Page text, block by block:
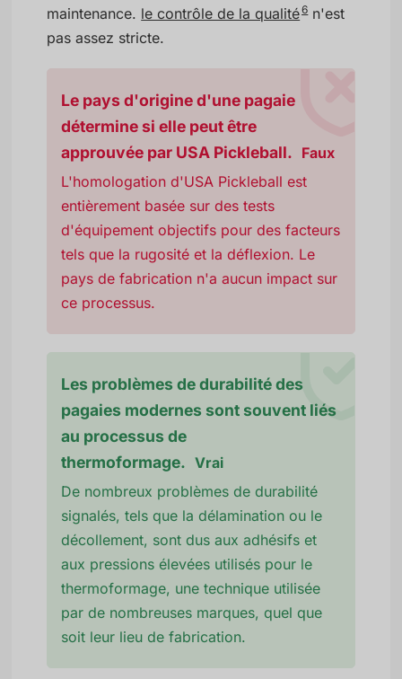
maintenance. le contrôle de la qualité6n'est
pas assez stricte.
Le pays d'origine d'une pagaie
détermine si elle peut être
approuvée par USA Pickleball. Faux
L'homologation d'USA Pickleball est
entièrement basée sur des tests
d'équipement objectifs pour des facteurs
tels que la rugosité et la déflexion. Le
pays de fabrication n'a aucun impact sur
ce processus.
Les problèmes de durabilité des
pagaies modernes sont souvent liés
au processus de
thermoformage. Vrai
De nombreux problèmes de durabilité
signalés, tels que la délamination ou le
décollement, sont dus aux adhésifs et
aux pressions élevées utilisés pour le
thermoformage, une technique utilisée
par de nombreuses marques, quel que
soit leur lieu de fabrication.